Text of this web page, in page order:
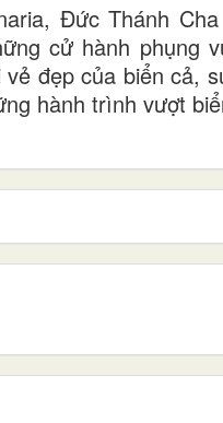
Đức Thánh
cử hành phụng
đẹp của biển cả,
hành trình vượt